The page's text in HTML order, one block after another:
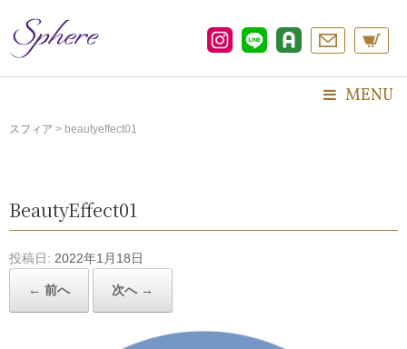
テ
ス
MENU
スフィア > beautyeffect01
BeautyEffect01
投稿日: 2022年1月18日
← 前へ 次へ →